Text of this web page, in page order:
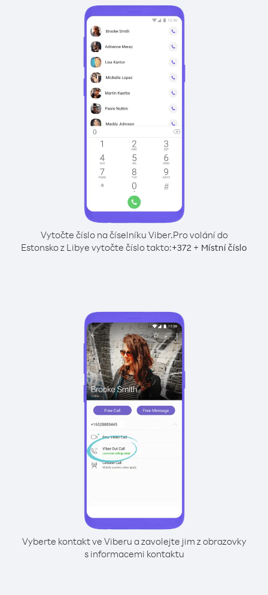
Vytočte číslo na číselníku Viber.Pro volání do
Estonsko z Libye vytočte číslo takto:+372 + Místní číslo
Vyberte kontakt ve Viberu a zavolejte jim z obrazovky
s informacemi kontaktu